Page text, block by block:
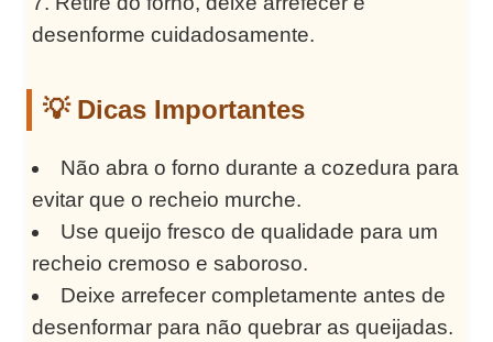
desenforme cuidadosamente.
💡 Dicas Importantes
Não abra o forno durante a cozedura para
evitar que o recheio murche.
Use queijo fresco de qualidade para um
recheio cremoso e saboroso.
Deixe arrefecer completamente antes de
desenformar para não quebrar as queijadas.